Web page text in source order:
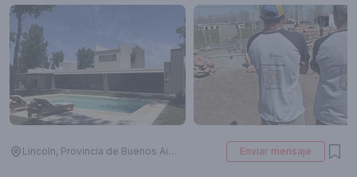
Lincoln, Provincia de Buenos Aires, Argentina Enviar mensaje